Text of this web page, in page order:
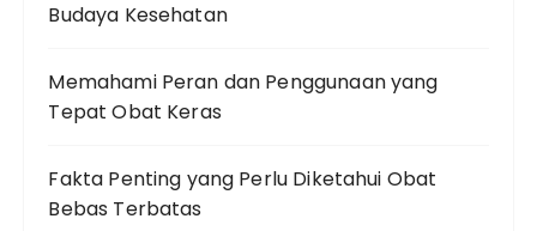
Budaya Kesehatan
Memahami Peran dan Penggunaan yang
Tepat Obat Keras
Fakta Penting yang Perlu Diketahui Obat
Bebas Terbatas